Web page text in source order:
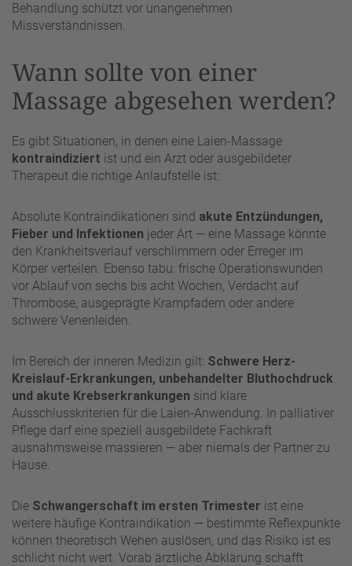
Behandlung schützt vor unangenehmen
Missverständnissen.
Wann sollte von einer
Massage abgesehen werden?
Es gibt Situationen, in denen eine Laien-Massage
kontraindiziert ist und ein Arzt oder ausgebildeter
Therapeut die richtige Anlaufstelle ist:
Absolute Kontraindikationen sind akute Entzündungen,
Fieber und Infektionen jeder Art — eine Massage könnte
den Krankheitsverlauf verschlimmern oder Erreger im
Körper verteilen. Ebenso tabu: frische Operationswunden
vor Ablauf von sechs bis acht Wochen, Verdacht auf
Thrombose, ausgeprägte Krampfadern oder andere
schwere Venenleiden.
Im Bereich der inneren Medizin gilt: Schwere Herz-
Kreislauf-Erkrankungen, unbehandelter Bluthochdruck
und akute Krebserkrankungen sind klare
Ausschlusskriterien für die Laien-Anwendung. In palliativer
Pflege darf eine speziell ausgebildete Fachkraft
ausnahmsweise massieren — aber niemals der Partner zu
Hause.
Die Schwangerschaft im ersten Trimester ist eine
weitere häufige Kontraindikation — bestimmte Reflexpunkte
können theoretisch Wehen auslösen, und das Risiko ist es
schlicht nicht wert. Vorab ärztliche Abklärung schafft